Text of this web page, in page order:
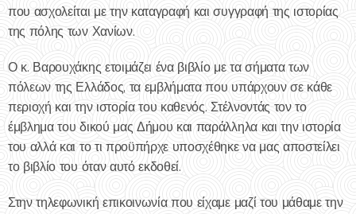
που ασχολείται με την καταγραφή και συγγραφή της ιστορίας
της πόλης των Χανίων.
Ο κ. Βαρουχάκης ετοιμάζει ένα βιβλίο με τα σήματα των
πόλεων της Ελλάδος, τα εμβλήματα που υπάρχουν σε κάθε
περιοχή και την ιστορία του καθενός. Στέλνοντάς τον το
έμβλημα του δικού μας Δήμου και παράλληλα και την ιστορία
του αλλά και το τι προϋπήρχε υποσχέθηκε να μας αποστείλει
το βιβλίο του όταν αυτό εκδοθεί.
Στην τηλεφωνική επικοινωνία που είχαμε μαζί του μάθαμε την